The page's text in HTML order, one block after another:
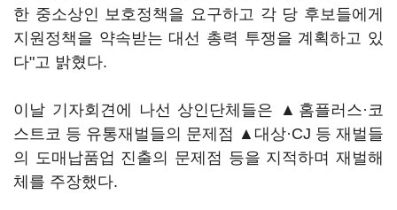
한 중소상인 보호정책을 요구하고 각 당 후보들에게
지원정책을 약속받는 대선 총력 투쟁을 계획하고 있
다"고 밝혔다.
이날 기자회견에 나선 상인단체들은 ▲홈플러스·코
스트코 등 유통재벌들의 문제점 ▲대상·CJ 등 재벌들
의 도매납품업 진출의 문제점 등을 지적하며 재벌해
체를 주장했다.